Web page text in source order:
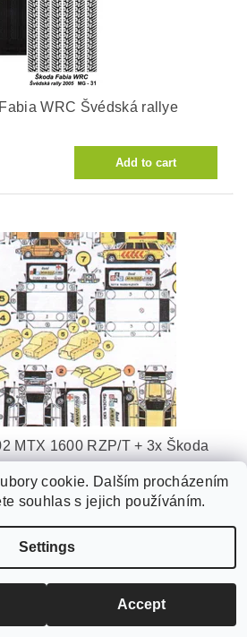
WRC Švédská rallye
MTX 1600 RZP/T + 3x Škoda
cookie. Dalším procházením
souhlas s jejich používáním.
Settings
Accept